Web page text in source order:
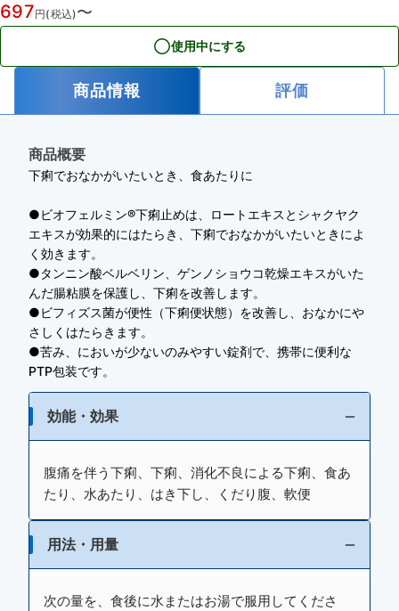
697円(税込)〜
使用中にする
商品情報 評価
商品概要
下痢でおなかがいたいとき、食あたりに
●ビオフェルミン®下痢止めは、ロートエキスとシャクヤク
エキスが効果的にはたらき、下痢でおなかがいたいときによ
く効きます。
●タンニン酸ベルベリン、ゲンノショウコ乾燥エキスがいた
んだ腸粘膜を保護し、下痢を改善します。
●ビフィズス菌が便性（下痢便状態）を改善し、おなかにや
さしくはたらきます。
●苦み、においが少ないのみやすい錠剤で、携帯に便利な
PTP包装です。
効能・効果
腹痛を伴う下痢、下痢、消化不良による下痢、食あ
たり、水あたり、はき下し、くだり腹、軟便
用法・用量
次の量を、食後に水またはお湯で服用してくださ